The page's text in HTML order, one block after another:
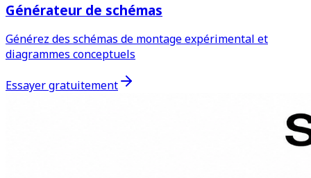
Générateur de schémas
Générez des schémas de montage expérimental et
diagrammes conceptuels
Essayer gratuitement